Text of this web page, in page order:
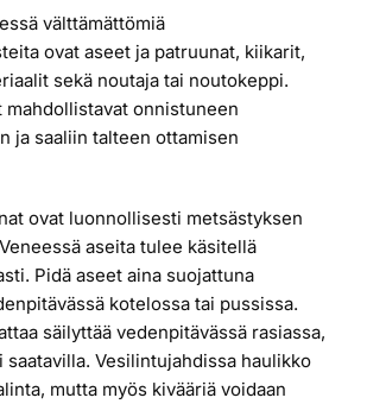
välttämättömiä
ovat aseet ja patruunat, kiikarit,
sekä noutaja tai noutokeppi.
mahdollistavat onnistuneen
ja saaliin talteen ottamisen
ovat luonnollisesti metsästyksen
aseita tulee käsitellä
Pidä aseet aina suojattuna
kotelossa tai pussissa.
säilyttää vedenpitävässä rasiassa,
saatavilla. Vesilintujahdissa haulikko
mutta myös kivääriä voidaan